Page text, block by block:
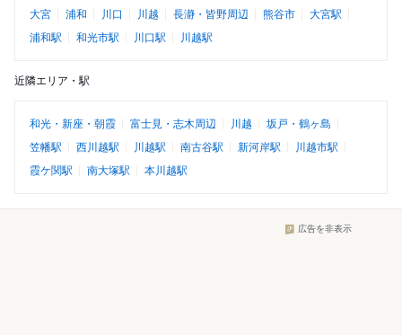
大宮 浦和 川口 川越 長瀞・皆野周辺 熊谷市
大宮駅
浦和駅
和光市駅 川口駅 川越駅
近隣エリア・駅
和光・新座・朝霞 富士見・志木周辺 川越
坂戸・鶴ヶ島
笠幡駅
西川越駅 川越駅 南古谷駅 新河岸駅
川越市駅
霞ケ関駅
南大塚駅 本川越駅
広告を非表示